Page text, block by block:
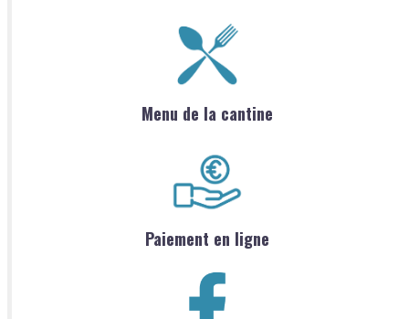
Menu de la cantine
Paiement en ligne